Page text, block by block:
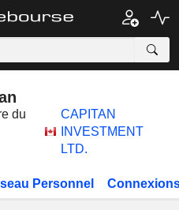
du
CAPITAN
INVESTMENT
LTD.
Personnel